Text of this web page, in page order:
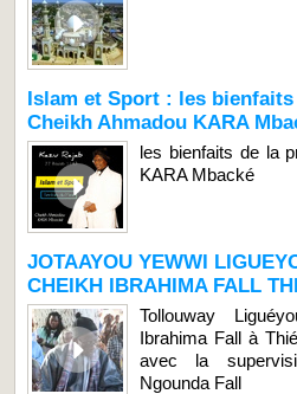
Islam et Sport : les
Cheikh Ahmadou KARA
les bienfaits de la
KARA Mbacké
JOTAAYOU YEWWI
CHEIKH IBRAHIMA FALL
Tollouway
Ibrahima Fall à
avec la
Ngounda Fall